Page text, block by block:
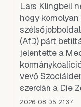
Lars Klingbeil
hogy
(AfD) párt
jelentette a
vevő
szerdán a Die
cikkben állt ki
2026. 08. 05. 21:37